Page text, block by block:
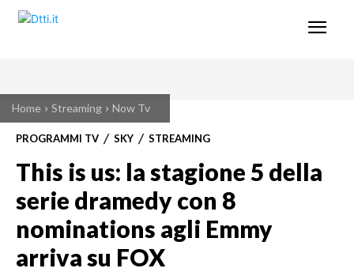
Home Streaming Now Tv
PROGRAMMI TV SKY STREAMING
This is us: la stagione 5 della
serie dramedy con 8
nominations agli Emmy
arriva su FOX